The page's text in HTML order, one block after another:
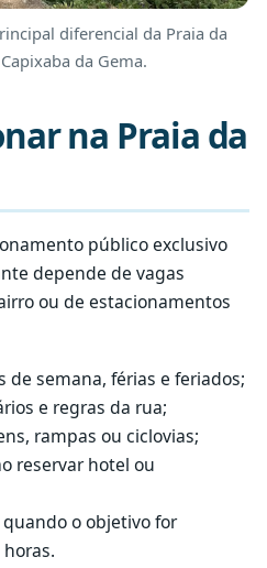
diferencial da Praia da
da Gema.
na Praia da
público exclusivo
depende de vagas
ou de estacionamentos
de semana, férias e feriados;
e regras da rua;
rampas ou ciclovias;
reservar hotel ou
o objetivo for